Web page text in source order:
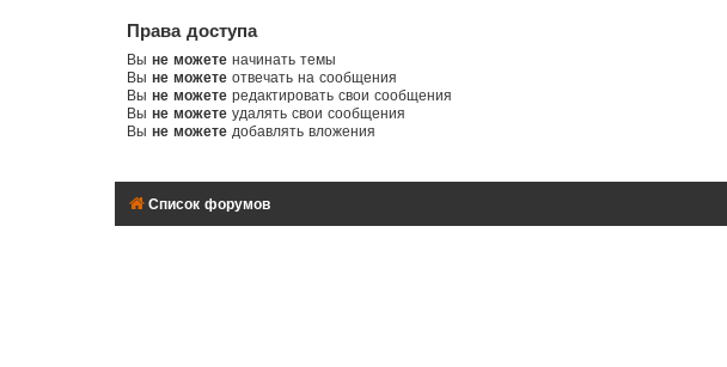
Права доступа
Вы не можете начинать темы
Вы не можете отвечать на сообщения
Вы не можете редактировать свои сообщения
Вы не можете удалять свои сообщения
Вы не можете добавлять вложения
Список форумов